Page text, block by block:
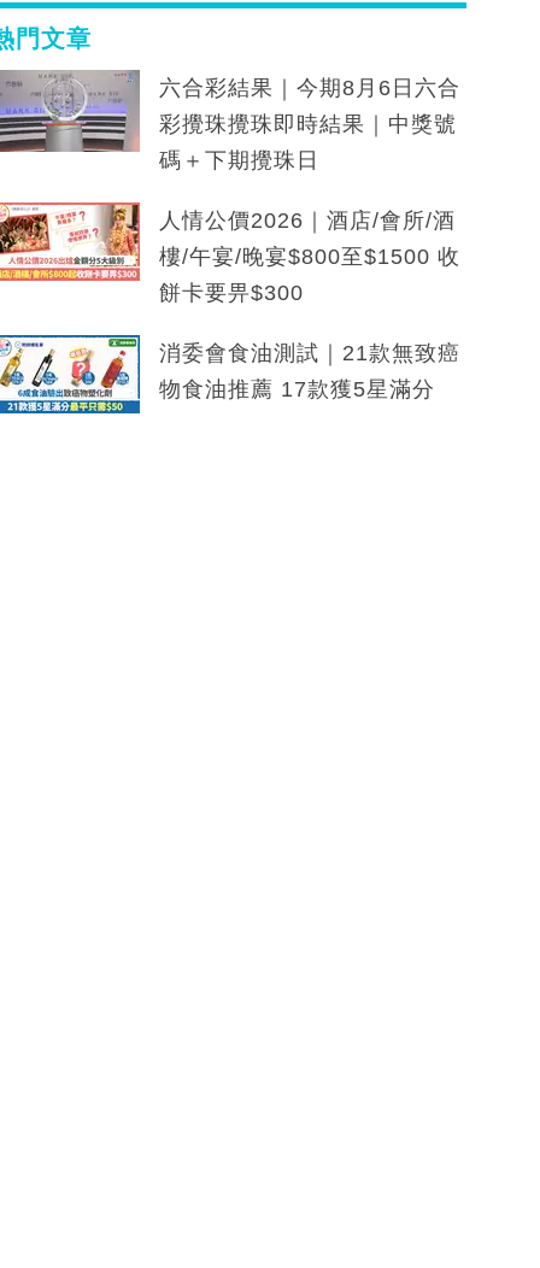
門文章
六合彩結果｜今期8月6日六合
彩攪珠攪珠即時結果｜中獎號
碼＋下期攪珠日
人情公價2026｜酒店/會所/酒
樓/午宴/晚宴$800至$1500 收
餅卡要畀$300
消委會食油測試｜21款無致癌
物食油推薦 17款獲5星滿分